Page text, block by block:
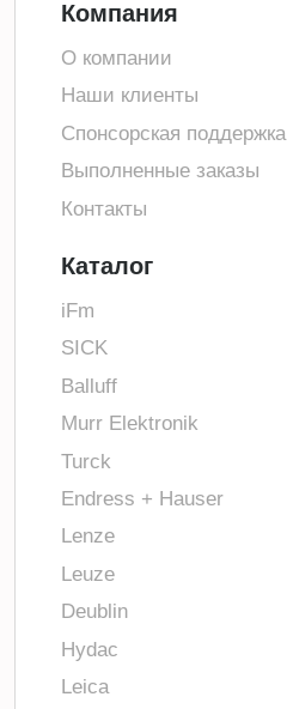
Компания
О компании
Наши клиенты
Спонсорская поддержка
Выполненные заказы
Контакты
Каталог
iFm
SICK
Balluff
Murr Elektronik
Turck
Endress + Hauser
Lenze
Leuze
Deublin
Hydac
Leica